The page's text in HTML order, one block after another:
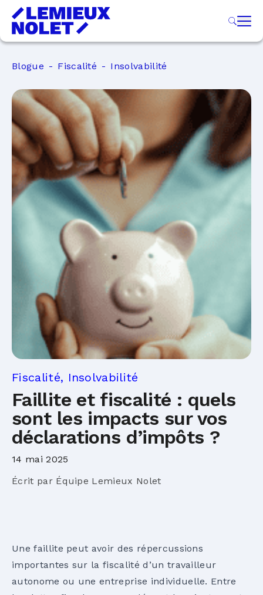
Blogue Fiscalité Insolvabilité
Fiscalité, Insolvabilité
Faillite et fiscalité : quels
sont les impacts sur vos
déclarations d’impôts ?
14 mai 2025
Écrit par Équipe Lemieux Nolet
Une faillite peut avoir des répercussions
importantes sur la fiscalité d’un travailleur
autonome ou une entreprise individuelle. Entre